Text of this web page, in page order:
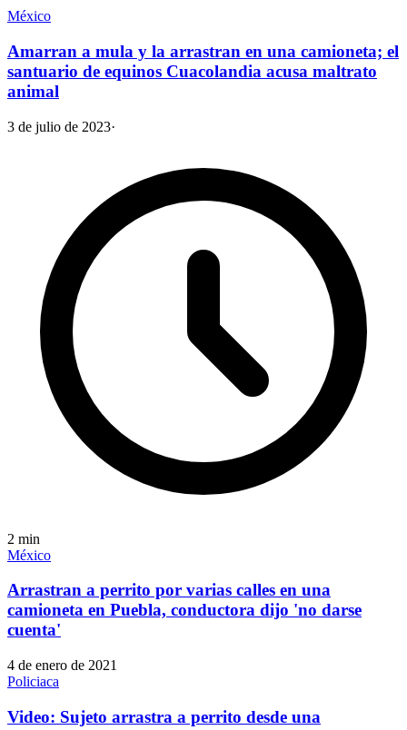
México
Amarran a mula y la arrastran en una camioneta; el
santuario de equinos Cuacolandia acusa maltrato
animal
3 de julio de 2023·
2 min
México
Arrastran a perrito por varias calles en una
camioneta en Puebla, conductora dijo 'no darse
cuenta'
4 de enero de 2021
Policiaca
Video: Sujeto arrastra a perrito desde una